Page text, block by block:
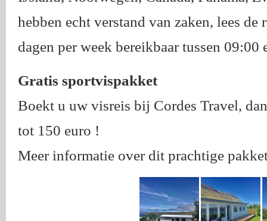
hebben echt verstand van zaken, lees de
dagen per week bereikbaar tussen
Gratis sportvispakket
Boekt u uw visreis bij Cordes Travel,
tot 150 euro !
Meer informatie over dit prachtige